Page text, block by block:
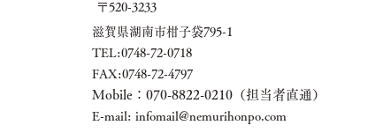
〒520-3233
滋賀県湖南市柑子袋795-1
TEL:0748-72-0718
FAX:0748-72-4797
Mobile： 070-8822-0210（担当者直通）
E-mail: infomail@nemurihonpo.com